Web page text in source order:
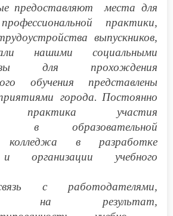
предоставляют места для
практики,
выпускников,
нашими социальными
для прохождения
обучения представлены
города. Постоянно
практика участия
в образовательной
колледжа в разработке
организации учебного
с работодателями,
на результат,